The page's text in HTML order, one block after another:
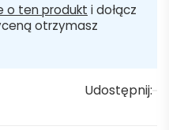
o ten produkt i dołącz
otrzymasz
Udostępnij: